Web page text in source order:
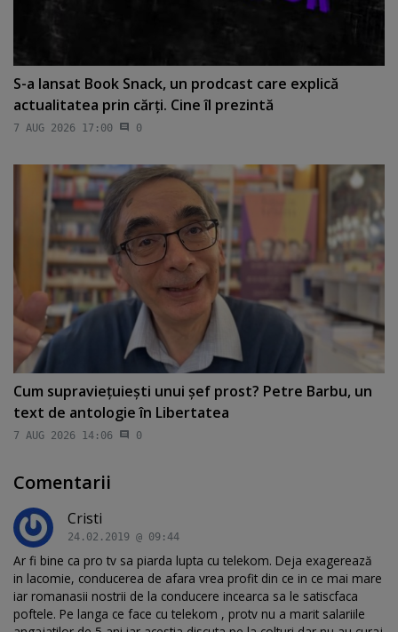
S-a lansat Book Snack, un prodcast care explică
actualitatea prin cărţi. Cine îl prezintă
7 AUG 2026 17:00 0
Cum supravieţuieşti unui şef prost? Petre Barbu, un
text de antologie în Libertatea
7 AUG 2026 14:06 0
Comentarii
Cristi
24.02.2019 @ 09:44
Ar fi bine ca pro tv sa piarda lupta cu telekom. Deja exagerează
in lacomie, conducerea de afara vrea profit din ce in ce mai mare
iar romanasii nostrii de la conducere incearca sa le satiscfaca
poftele. Pe langa ce face cu telekom , protv nu a marit salariile